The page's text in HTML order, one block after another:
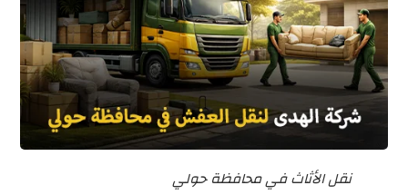
نقل الأثاث في محافظة حولي